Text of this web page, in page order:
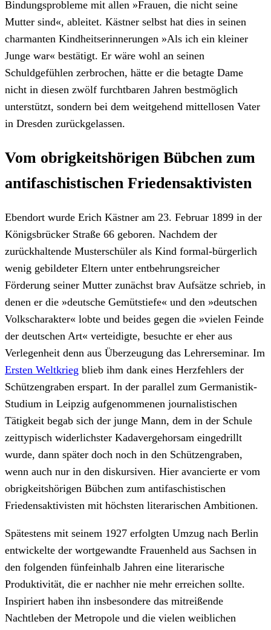
Bindungsprobleme mit allen »Frauen, die nicht seine
Mutter sind«, ableitet. Kästner selbst hat dies in seinen
charmanten Kindheitserinnerungen »Als ich ein kleiner
Junge war« bestätigt. Er wäre wohl an seinen
Schuldgefühlen zerbrochen, hätte er die betagte Dame
nicht in diesen zwölf furchtbaren Jahren bestmöglich
unterstützt, sondern bei dem weitgehend mittellosen Vater
in Dresden zurückgelassen.
Vom obrigkeitshörigen Bübchen zum
antifaschistischen Friedensaktivisten
Ebendort wurde Erich Kästner am 23. Februar 1899 in der
Königsbrücker Straße 66 geboren. Nachdem der
zurückhaltende Musterschüler als Kind formal-bürgerlich
wenig gebildeter Eltern unter entbehrungsreicher
Förderung seiner Mutter zunächst brav Aufsätze schrieb, in
denen er die »deutsche Gemütstiefe« und den »deutschen
Volkscharakter« lobte und beides gegen die »vielen Feinde
der deutschen Art« verteidigte, besuchte er eher aus
Verlegenheit denn aus Überzeugung das Lehrerseminar. Im
Ersten Weltkrieg blieb ihm dank eines Herzfehlers der
Schützengraben erspart. In der parallel zum Germanistik-
Studium in Leipzig aufgenommenen journalistischen
Tätigkeit begab sich der junge Mann, dem in der Schule
zeittypisch widerlichster Kadavergehorsam eingedrillt
wurde, dann später doch noch in den Schützengraben,
wenn auch nur in den diskursiven. Hier avancierte er vom
obrigkeitshörigen Bübchen zum antifaschistischen
Friedensaktivisten mit höchsten literarischen Ambitionen.
Spätestens mit seinem 1927 erfolgten Umzug nach Berlin
entwickelte der wortgewandte Frauenheld aus Sachsen in
den folgenden fünfeinhalb Jahren eine literarische
Produktivität, die er nachher nie mehr erreichen sollte.
Inspiriert haben ihn insbesondere das mitreißende
Nachtleben der Metropole und die vielen weiblichen